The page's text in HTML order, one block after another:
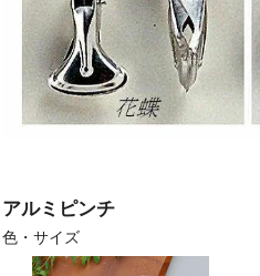
アルミピンチ
色・サイズ